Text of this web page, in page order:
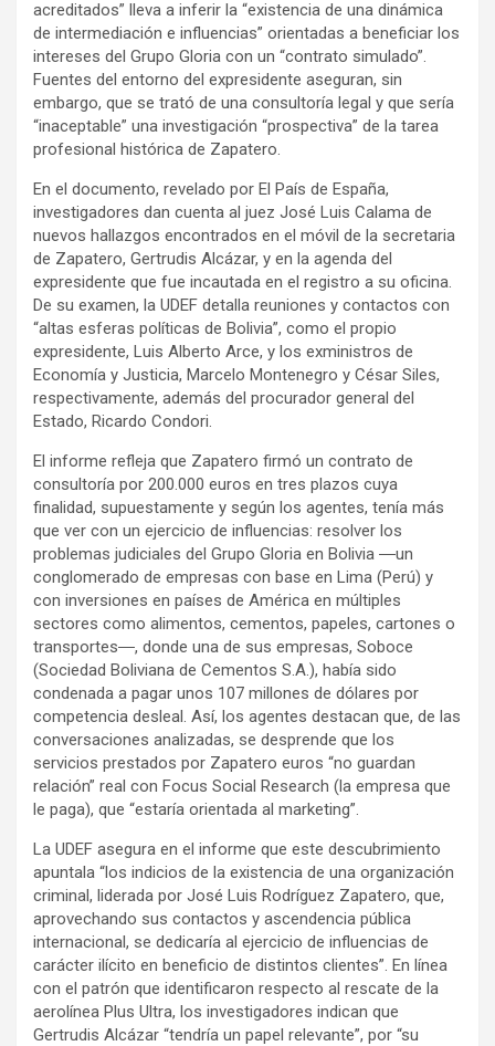
acreditados” lleva a inferir la “existencia de una dinámica
de intermediación e influencias” orientadas a beneficiar los
intereses del Grupo Gloria con un “contrato simulado”.
Fuentes del entorno del expresidente aseguran, sin
embargo, que se trató de una consultoría legal y que sería
“inaceptable” una investigación “prospectiva” de la tarea
profesional histórica de Zapatero.
En el documento, revelado por El País de España,
investigadores dan cuenta al juez José Luis Calama de
nuevos hallazgos encontrados en el móvil de la secretaria
de Zapatero, Gertrudis Alcázar, y en la agenda del
expresidente que fue incautada en el registro a su oficina.
De su examen, la UDEF detalla reuniones y contactos con
“altas esferas políticas de Bolivia”, como el propio
expresidente, Luis Alberto Arce, y los exministros de
Economía y Justicia, Marcelo Montenegro y César Siles,
respectivamente, además del procurador general del
Estado, Ricardo Condori.
El informe refleja que Zapatero firmó un contrato de
consultoría por 200.000 euros en tres plazos cuya
finalidad, supuestamente y según los agentes, tenía más
que ver con un ejercicio de influencias: resolver los
problemas judiciales del Grupo Gloria en Bolivia ―un
conglomerado de empresas con base en Lima (Perú) y
con inversiones en países de América en múltiples
sectores como alimentos, cementos, papeles, cartones o
transportes―, donde una de sus empresas, Soboce
(Sociedad Boliviana de Cementos S.A.), había sido
condenada a pagar unos 107 millones de dólares por
competencia desleal. Así, los agentes destacan que, de las
conversaciones analizadas, se desprende que los
servicios prestados por Zapatero euros “no guardan
relación” real con Focus Social Research (la empresa que
le paga), que “estaría orientada al marketing”.
La UDEF asegura en el informe que este descubrimiento
apuntala “los indicios de la existencia de una organización
criminal, liderada por José Luis Rodríguez Zapatero, que,
aprovechando sus contactos y ascendencia pública
internacional, se dedicaría al ejercicio de influencias de
carácter ilícito en beneficio de distintos clientes”. En línea
con el patrón que identificaron respecto al rescate de la
aerolínea Plus Ultra, los investigadores indican que
Gertrudis Alcázar “tendría un papel relevante”, por “su